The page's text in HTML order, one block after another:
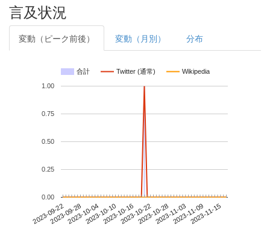
言及状況
変動（ピーク前後） 変動（月別） 分布
合計 Twitter (通常) Wikipedia
2023-09-222023-09-282023-10-042023-10-102023-10-162023-10-222023-10-282023-11-032023-11-092023-11-15
0.00
0.25
0.50
0.75
1.00